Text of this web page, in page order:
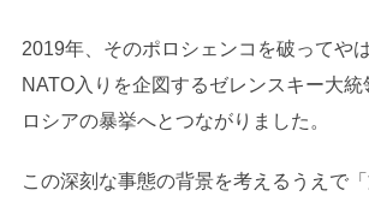
2019年、そのポロシェンコを破ってや
NATO入りを企図するゼレンスキー大
ロシアの暴挙へとつながりました。
この深刻な事態の背景を考えるうえで